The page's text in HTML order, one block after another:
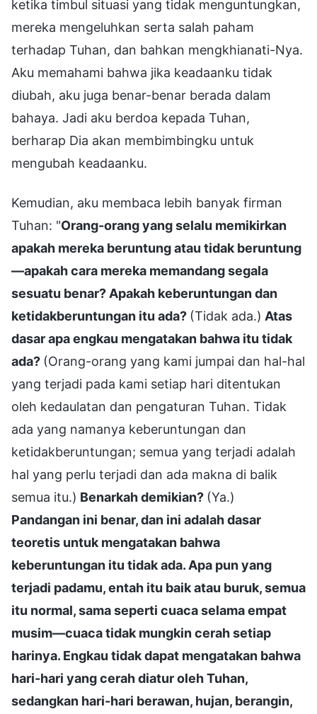
ketika timbul situasi yang tidak menguntungkan,
mereka mengeluhkan serta salah paham
terhadap Tuhan, dan bahkan mengkhianati-Nya.
Aku memahami bahwa jika keadaanku tidak
diubah, aku juga benar-benar berada dalam
bahaya. Jadi aku berdoa kepada Tuhan,
berharap Dia akan membimbingku untuk
mengubah keadaanku.
Kemudian, aku membaca lebih banyak firman
Tuhan: "Orang-orang yang selalu memikirkan
apakah mereka beruntung atau tidak beruntung
—apakah cara mereka memandang segala
sesuatu benar? Apakah keberuntungan dan
ketidakberuntungan itu ada? (Tidak ada.) Atas
dasar apa engkau mengatakan bahwa itu tidak
ada? (Orang-orang yang kami jumpai dan hal-hal
yang terjadi pada kami setiap hari ditentukan
oleh kedaulatan dan pengaturan Tuhan. Tidak
ada yang namanya keberuntungan dan
ketidakberuntungan; semua yang terjadi adalah
hal yang perlu terjadi dan ada makna di balik
semua itu.) Benarkah demikian? (Ya.)
Pandangan ini benar, dan ini adalah dasar
teoretis untuk mengatakan bahwa
keberuntungan itu tidak ada. Apa pun yang
terjadi padamu, entah itu baik atau buruk, semua
itu normal, sama seperti cuaca selama empat
musim—cuaca tidak mungkin cerah setiap
harinya. Engkau tidak dapat mengatakan bahwa
hari-hari yang cerah diatur oleh Tuhan,
sedangkan hari-hari berawan, hujan, berangin,